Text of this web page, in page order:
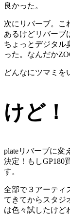
良かった。
次にリバーブ。こ
あるけどリバーブ
ちょっとデジタル
った。なんだか
どんなにツマミを
けど！
plateリバーブに変
決定！もしGP180
す。
全部で３アーティ
てきてからスタジ
は色々試したけど